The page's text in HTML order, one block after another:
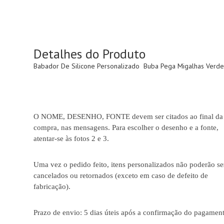
Detalhes do Produto
Babador De Silicone Personalizado Buba Pega Migalhas Verde
O NOME, DESENHO, FONTE devem ser citados ao final da
compra, nas mensagens. Para escolher o desenho e a fonte,
atentar-se às fotos 2 e 3.
Uma vez o pedido feito, itens personalizados não poderão
cancelados ou retornados (exceto em caso de defeito de
fabricação).
Prazo de envio: 5 dias úteis após a confirmação do